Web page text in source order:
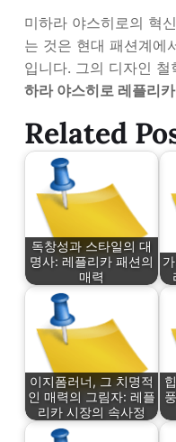
미하라 야스히로의 혁
는 것은 현대 패션계에
입니다. 그의 디자인
하라 야스히로 레플리카
Related
독창성과 스타일의 대
명사: 레플리카 패션의
매력
이지폼러너, 그 치명적
인 매력의 그림자: 레플
리카 시장의 속사정